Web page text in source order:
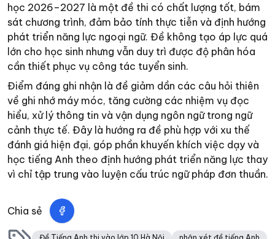
học 2026–2027 là một đề thi có chất lượng tốt, bám
sát chương trình, đảm bảo tính thực tiễn và định hướng
phát triển năng lực ngoại ngữ. Đề không tạo áp lực quá
lớn cho học sinh nhưng vẫn duy trì được độ phân hóa
cần thiết phục vụ công tác tuyển sinh.
Điểm đáng ghi nhận là đề giảm dần các câu hỏi thiên
về ghi nhớ máy móc, tăng cường các nhiệm vụ đọc
hiểu, xử lý thông tin và vận dụng ngôn ngữ trong ngữ
cảnh thực tế. Đây là hướng ra đề phù hợp với xu thế
đánh giá hiện đại, góp phần khuyến khích việc dạy và
học tiếng Anh theo định hướng phát triển năng lực thay
vì chỉ tập trung vào luyện cấu trúc ngữ pháp đơn thuần.
Chia sẻ